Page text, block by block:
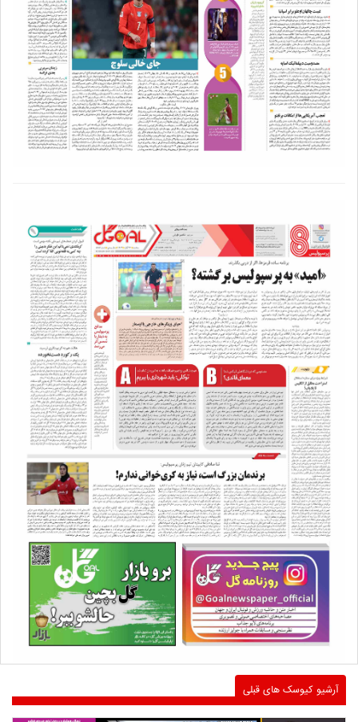
آرشیو کیوسک های قبلی